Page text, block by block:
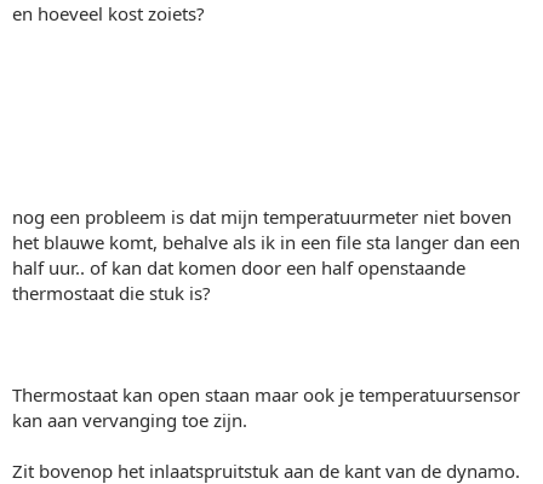
en hoeveel kost zoiets?
nog een probleem is dat mijn temperatuurmeter niet boven
het blauwe komt, behalve als ik in een file sta langer dan een
half uur.. of kan dat komen door een half openstaande
thermostaat die stuk is?
Thermostaat kan open staan maar ook je temperatuursensor
kan aan vervanging toe zijn.
Zit bovenop het inlaatspruitstuk aan de kant van de dynamo.